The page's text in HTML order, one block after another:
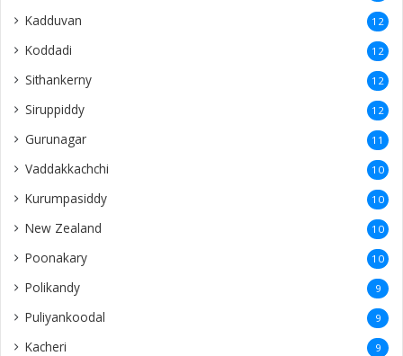
Kadduvan 12
Koddadi 12
Sithankerny 12
Siruppiddy 12
Gurunagar 11
Vaddakkachchi 10
Kurumpasiddy 10
New Zealand 10
Poonakary 10
Polikandy 9
Puliyankoodal 9
Kacheri 9